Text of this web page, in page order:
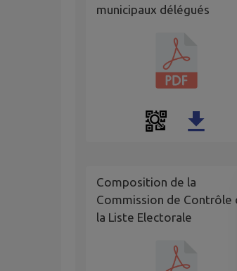
municipaux délégués
Composition de la
Commission de Contrôle
la Liste Electorale